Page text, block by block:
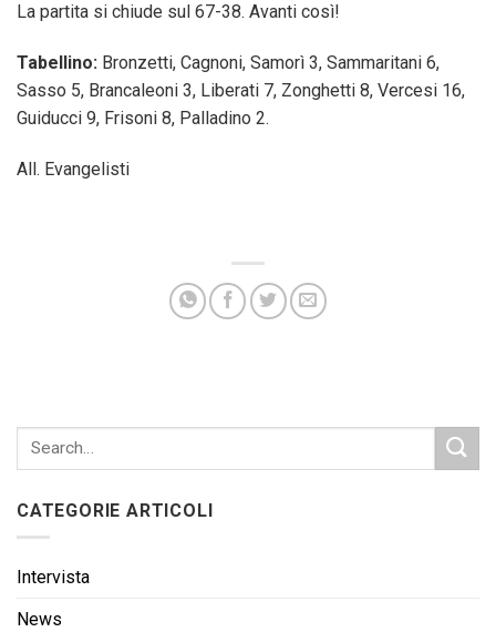
La partita si chiude sul 67-38. Avanti così!
Tabellino: Bronzetti, Cagnoni, Samorì 3, Sammaritani 6,
Sasso 5, Brancaleoni 3, Liberati 7, Zonghetti 8, Vercesi 16,
Guiducci 9, Frisoni 8, Palladino 2.
All. Evangelisti
CATEGORIE ARTICOLI
Intervista
News